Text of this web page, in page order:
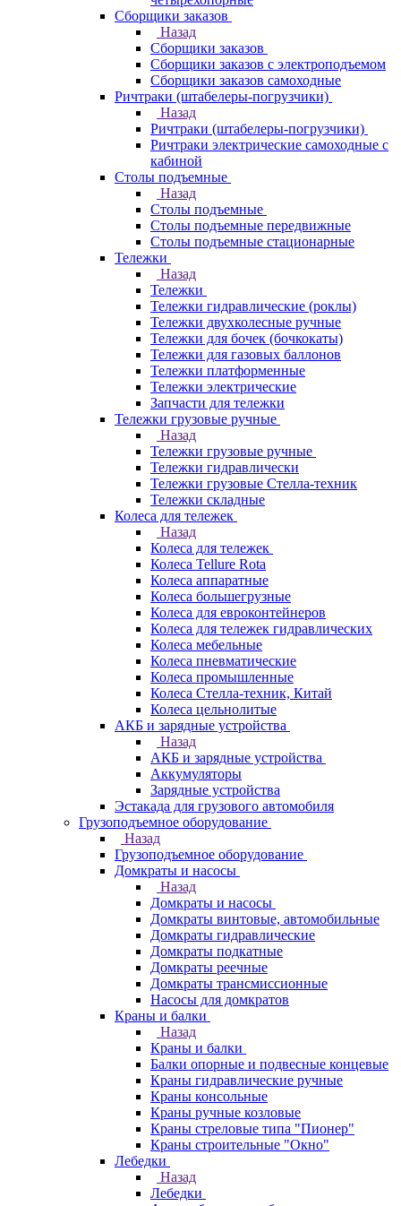
Сборщики заказов
Назад
Сборщики заказов
Сборщики заказов с электроподъемом
Сборщики заказов самоходные
Ричтраки (штабелеры-погрузчики)
Назад
Ричтраки (штабелеры-погрузчики)
Ричтраки электрические самоходные с
кабиной
Столы подъемные
Назад
Столы подъемные
Столы подъемные передвижные
Столы подъемные стационарные
Тележки
Назад
Тележки
Тележки гидравлические (роклы)
Тележки двухколесные ручные
Тележки для бочек (бочкокаты)
Тележки для газовых баллонов
Тележки платформенные
Тележки электрические
Запчасти для тележки
Тележки грузовые ручные
Назад
Тележки грузовые ручные
Тележки гидравлически
Тележки грузовые Стелла-техник
Тележки складные
Колеса для тележек
Назад
Колеса для тележек
Колеса Tellure Rota
Колеса аппаратные
Колеса большегрузные
Колеса для евроконтейнеров
Колеса для тележек гидравлических
Колеса мебельные
Колеса пневматические
Колеса промышленные
Колеса Стелла-техник, Китай
Колеса цельнолитые
АКБ и зарядные устройства
Назад
АКБ и зарядные устройства
Аккумуляторы
Зарядные устройства
Эстакада для грузового автомобиля
Грузоподъемное оборудование
Назад
Грузоподъемное оборудование
Домкраты и насосы
Назад
Домкраты и насосы
Домкраты винтовые, автомобильные
Домкраты гидравлические
Домкраты подкатные
Домкраты реечные
Домкраты трансмиссионные
Насосы для домкратов
Краны и балки
Назад
Краны и балки
Балки опорные и подвесные концевые
Краны гидравлические ручные
Краны консольные
Краны ручные козловые
Краны стреловые типа "Пионер"
Краны строительные "Окно"
Лебедки
Назад
Лебедки